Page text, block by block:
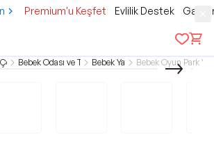
Premium'u Keşfet Evlilik Destek
Bebek Odası ve TekstilBebek Yatak Bebek Oyun Park